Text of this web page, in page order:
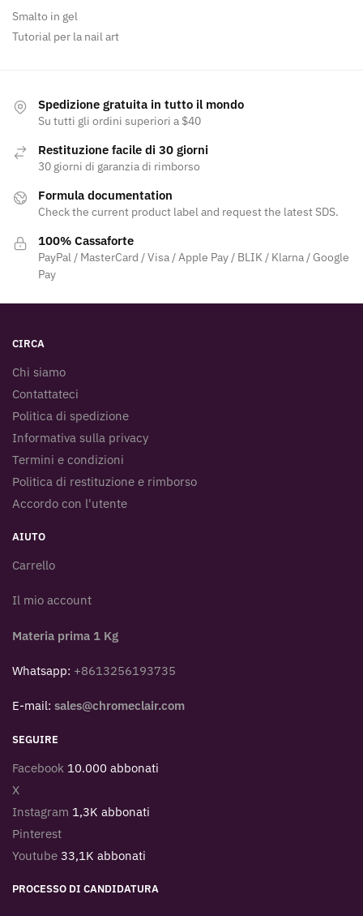
Smalto in gel
Tutorial per la nail art
Spedizione gratuita in tutto il mondo
Su tutti gli ordini superiori a $40
Restituzione facile di 30 giorni
30 giorni di garanzia di rimborso
Formula documentation
Check the current product label and request the latest SDS.
100% Cassaforte
PayPal / MasterCard / Visa / Apple Pay / BLIK / Klarna / Google
Pay
CIRCA
Chi siamo
Contattateci
Politica di spedizione
Informativa sulla privacy
Termini e condizioni
Politica di restituzione e rimborso
Accordo con l'utente
AIUTO
Carrello
Il mio account
Materia prima 1 Kg
Whatsapp: +8613256193735
E-mail: sales@chromeclair.com
SEGUIRE
Facebook 10.000 abbonati
X
Instagram 1,3K abbonati
Pinterest
Youtube 33,1K abbonati
PROCESSO DI CANDIDATURA